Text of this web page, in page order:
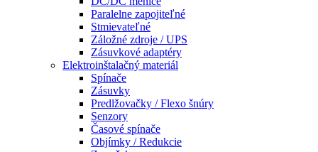
Paralelne zapojiteľné
Stmievateľné
Záložné zdroje / UPS
Zásuvkové adaptéry
Elektroinštalačný materiál
Spínače
Zásuvky
Predlžovačky / Flexo šnúry
Senzory
Časové spínače
Objímky / Redukcie